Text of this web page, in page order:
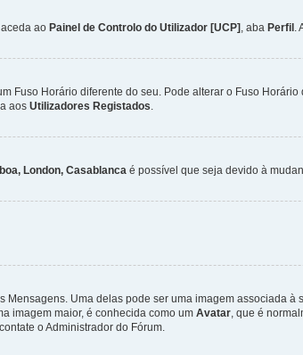
ao Painel de Controlo do Utilizador [UCP] , aba Perfil .
Fuso Horário diferente do seu. Pode alterar o Fuso
aos Utilizadores Registados.
London, Casablanca é possível que seja devido à
Mensagens. Uma delas pode ser uma imagem associada
imagem maior, é conhecida como um Avatar, que é
o Administrador do Fórum.